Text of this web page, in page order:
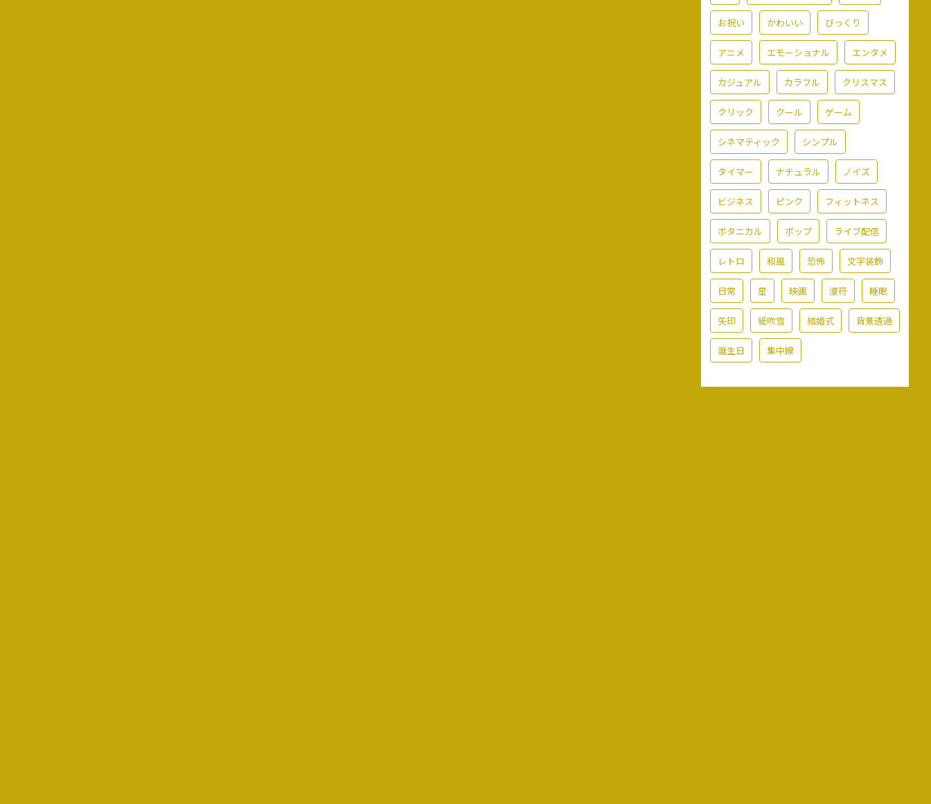
お祝い かわいい びっくり
アニメ エモーショナル エンタメ
カジュアル カラフル クリスマス
クリック クール ゲーム
シネマティック シンプル
タイマー ナチュラル ノイズ
ビジネス ピンク フィットネス
ボタニカル ポップ ライブ配信
レトロ 和風 恐怖 文字装飾
日常 星 映画 漫符 睡眠
矢印 紙吹雪 結婚式 背景透過
誕生日 集中線